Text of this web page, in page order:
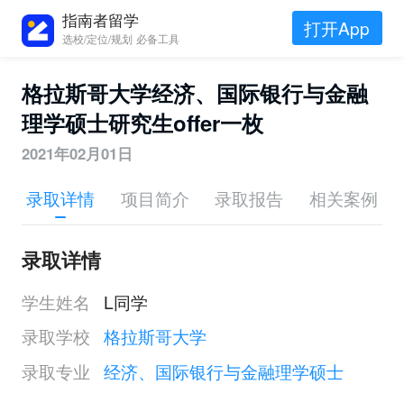
指南者留学
选校/定位/规划 必备工具 打开App
格拉斯哥大学经济、国际银行与金融
理学硕士研究生offer一枚
2021年02月01日
录取详情 项目简介 录取报告 相关案例
录取详情
学生姓名
L同学
录取学校 格拉斯哥大学
录取专业 经济、国际银行与金融理学硕士